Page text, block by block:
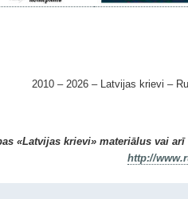
2010 – 2026 – Latvijas krievi –
«Latvijas krievi» materiālus vai
http://